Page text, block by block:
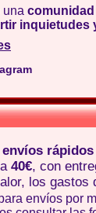
una comunidad
inquietudes
envíos
40€, con
los gastos
envíos por